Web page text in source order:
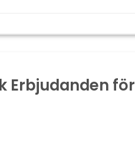
Erbjudanden för